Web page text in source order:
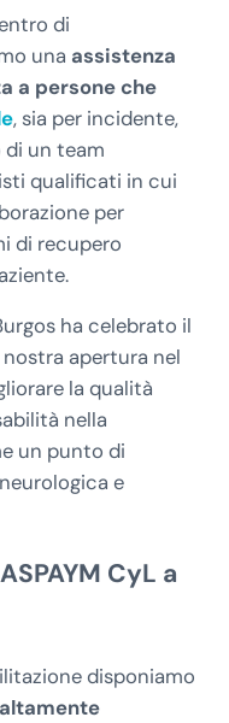
di
una assistenza
a persone che
, sia per incidente,
di un team
qualificati in cui
per
di recupero
ha celebrato il
apertura nel
la qualità
nella
un punto di
e
CyL a
disponiamo